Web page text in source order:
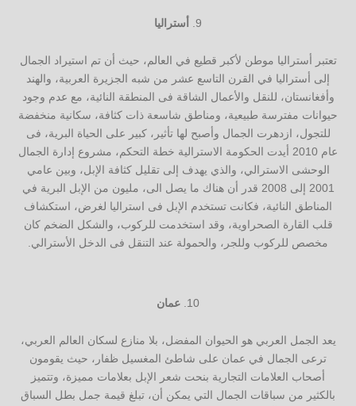
أستراليا
تعتبر أستراليا موطن لأكبر قطيع في العالم، حيث أن تم استيراد الجمال
إلى أستراليا في القرن التاسع عشر من شبه الجزيرة العربية، والهند
وأفغانستان، للنقل والأعمال الشاقة فى المنطقة النائية، مع عدم وجود
حيوانات مفترسة طبيعية، ومناطق شاسعة ذات كثافة، سكانية منخفضة
للتجول، ازدهرت الجمال وأصبح لها تأثير، كبير على الحياة البرية، فى
عام 2010 أيدت الحكومة الاسترالية خطة التحكم، مشروع إدارة الجمال
الوحشى الاسترالي، والذي يهدف إلى تقليل كثافة الإبل، وبين عامي
2001 إلى 2008 قدر أن هناك ما يصل الى، مليون من الإبل البرية في
المناطق النائية، فكانت تستخدم الإبل فى استراليا لغرض، استكشاف
قلب القارة الصحراوية، وقد استخدمت للركوب، والشكل الضخم كان
مخصص للركوب وللجر، والحمولة عند التنقل فى الدخل الأسترالي.
عمان
يعد الجمل العربي هو الحيوان المفضل، بلا منازع لسكان العالم العربي،
ترعى الجمال في عمان على شاطئ المغسيل ظفار، حيث يقومون
أصحاب العلامات التجارية بنحت شعر الإبل بعلامات مميزة، وتتميز
بالكثير من سباقات الجمال التي يمكن أن، تبلغ قيمة جمل بطل السباق